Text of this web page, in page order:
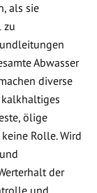
als sie
zu
Abwasser
diverse
kalkhaltiges
ölige
Rolle. Wird
der